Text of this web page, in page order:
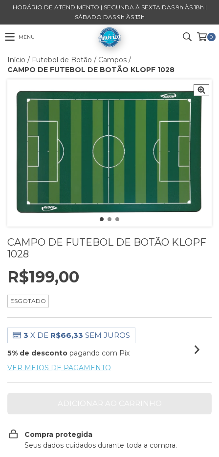
HORÁRIO DE ATENDIMENTO | SEGUNDA À SEXTA DAS 9h ÀS 18h |
SÁBADO DAS 9h ÀS 13h
MENU 0
Início / Futebol de Botão / Campos /
CAMPO DE FUTEBOL DE BOTÃO KLOPF 1028
CAMPO DE FUTEBOL DE BOTÃO KLOPF
1028
R$199,00
ESGOTADO
3 X DE R$66,33 SEM JUROS
5% de desconto pagando com Pix
VER MEIOS DE PAGAMENTO
Compra protegida
Seus dados cuidados durante toda a compra.